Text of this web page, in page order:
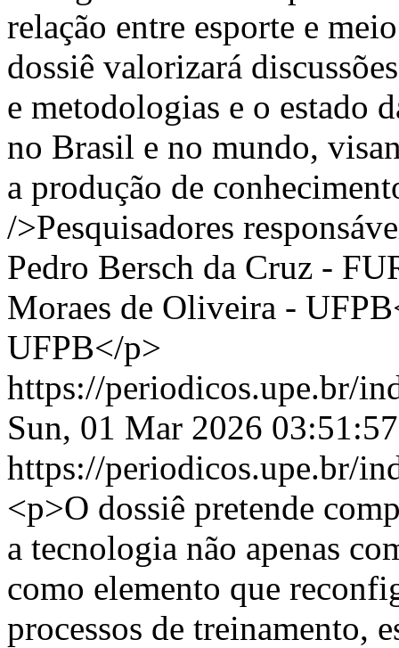
relação entre esporte e
dossiê valorizará
e metodologias e o estado
no Brasil e no mundo,
a produção de
/>Pesquisadores
Pedro Bersch da Cruz -
Moraes de Oliveira -
UFPB</p>
https://periodicos.upe.br/
Sun, 01 Mar 2026
https://periodicos.upe.br/
<p>O dossiê pretende
a tecnologia não apenas
como elemento que
processos de treinamento,